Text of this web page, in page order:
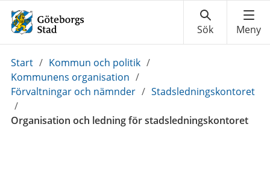
Du
är
här:
Start / Kommun och politik /
Kommunens organisation /
Förvaltningar och nämnder / Stadsledningskontoret
/
Organisation och ledning för stadsledningskontoret